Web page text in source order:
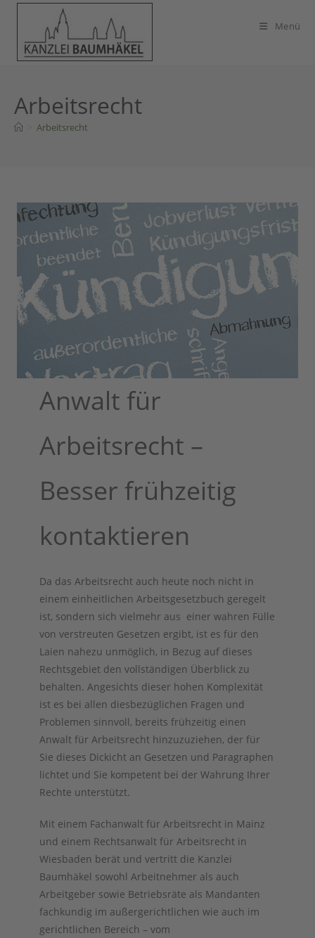
Zum
springen
Menü
Arbeitsrecht
Arbeitsrecht
Anwalt für
Arbeitsrecht –
Besser frühzeitig
kontaktieren
Da das Arbeitsrecht auch heute noch nicht in
einem einheitlichen Arbeitsgesetzbuch geregelt
ist, sondern sich vielmehr aus einer wahren Fülle
von verstreuten Gesetzen ergibt, ist es für den
Laien nahezu unmöglich, in Bezug auf dieses
Rechtsgebiet den vollständigen Überblick zu
behalten. Angesichts dieser hohen Komplexität
ist es bei allen diesbezüglichen Fragen und
Problemen sinnvoll, bereits frühzeitig einen
Anwalt für Arbeitsrecht hinzuzuziehen, der für
Sie dieses Dickicht an Gesetzen und Paragraphen
lichtet und Sie kompetent bei der Wahrung Ihrer
Rechte unterstützt.
Mit einem Fachanwalt für Arbeitsrecht in Mainz
und einem Rechtsanwalt für Arbeitsrecht in
Wiesbaden berät und vertritt die Kanzlei
Baumhäkel sowohl Arbeitnehmer als auch
Arbeitgeber sowie Betriebsräte als Mandanten
fachkundig im außergerichtlichen wie auch im
gerichtlichen Bereich – vom